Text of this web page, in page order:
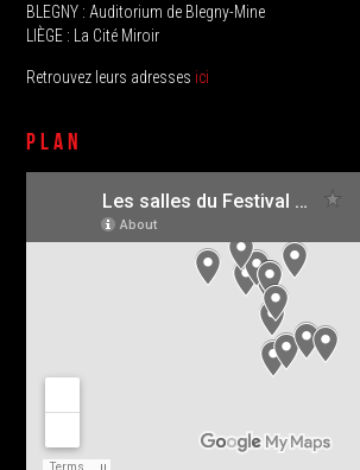
BLEGNY : Auditorium de Blegny-Mine
LIÈGE : La Cité Miroir
Retrouvez leurs adresses ici
PLAN